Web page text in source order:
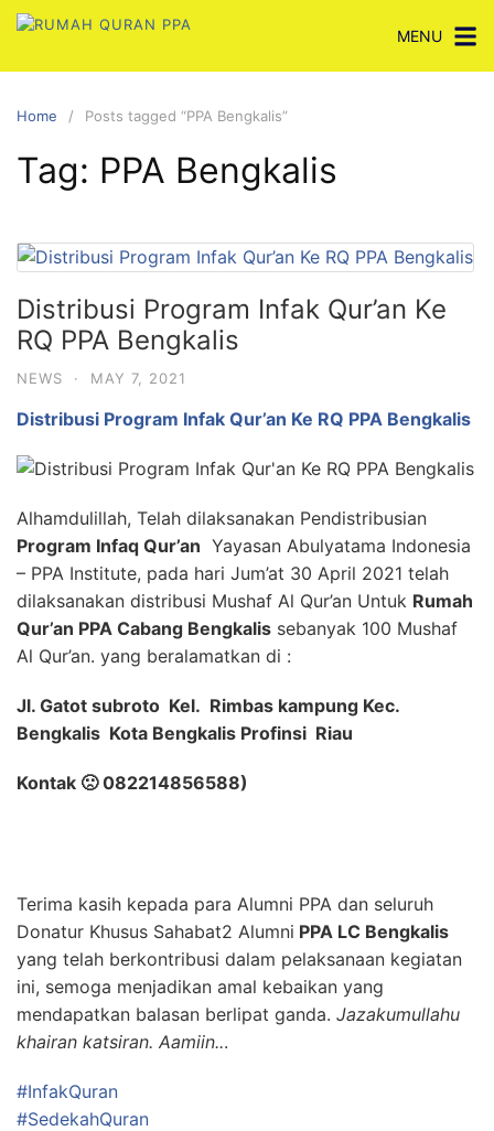
Skip
content
MENU
Home Posts tagged “PPA Bengkalis”
Tag: PPA Bengkalis
Distribusi Program Infak Qur’an Ke
RQ PPA Bengkalis
NEWS · MAY 7, 2021
Distribusi Program Infak Qur’an Ke RQ PPA Bengkalis
Alhamdulillah, Telah dilaksanakan Pendistribusian
Program Infaq Qur’an Yayasan Abulyatama Indonesia
– PPA Institute, pada hari Jum’at 30 April 2021 telah
dilaksanakan distribusi Mushaf Al Qur’an Untuk Rumah
Qur’an PPA Cabang Bengkalis sebanyak 100 Mushaf
Al Qur’an. yang beralamatkan di :
Jl. Gatot subroto Kel. Rimbas kampung Kec.
Bengkalis Kota Bengkalis Profinsi Riau
Kontak 🙁 082214856588)
Terima kasih kepada para Alumni PPA dan seluruh
Donatur Khusus Sahabat2 Alumni PPA LC Bengkalis
yang telah berkontribusi dalam pelaksanaan kegiatan
ini, semoga menjadikan amal kebaikan yang
mendapatkan balasan berlipat ganda. Jazakumullahu
khairan katsiran. Aamiin...
#InfakQuran
#SedekahQuran